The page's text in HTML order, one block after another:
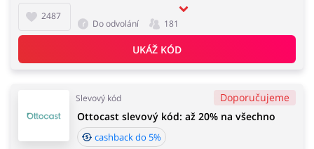
2487
Do odvolání 181
UKÁŽ KÓD
Slevový kód Doporučujeme
Ottocast slevový kód: až 20% na všechno
cashback do 5%